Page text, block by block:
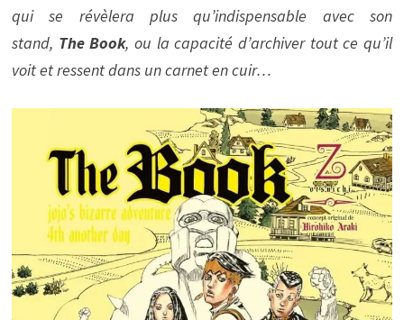
qui se révèlera plus qu’indispensable avec son
stand, The Book, ou la capacité d’archiver tout ce qu’il
voit et ressent dans un carnet en cuir…